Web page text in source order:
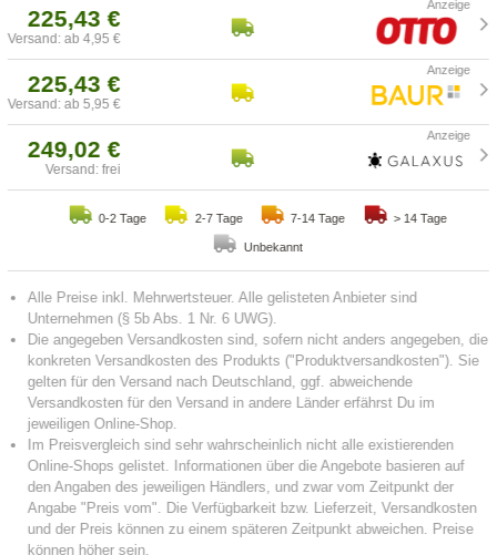
225,43 €
Versand: ab 4,95 €
225,43 €
Versand: ab 5,95 €
249,02 €
Versand: frei
0-2 Tage 2-7 Tage 7-14 Tage > 14 Tage
Unbekannt